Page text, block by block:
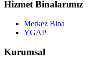
Hizmet Binalarımız
Merkez Bina
YGAP
Kurumsal